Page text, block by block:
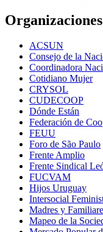
Organizaciones
ACSUN
Consejo de la
Coordinadora
Cotidiano Mujer
CRYSOL
CUDECOOP
Dónde Están
Federación de
FEUU
Foro de São Paulo
Frente Amplio
Frente Sindical
FUCVAM
Hijos Uruguay
Intersocial
Madres y
Mapeo de la